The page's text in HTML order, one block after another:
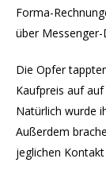
Forma-
über
Die Opfer
Kaufpreis auf
Natürlich wurde
Außerdem
jeglichen Kontakt